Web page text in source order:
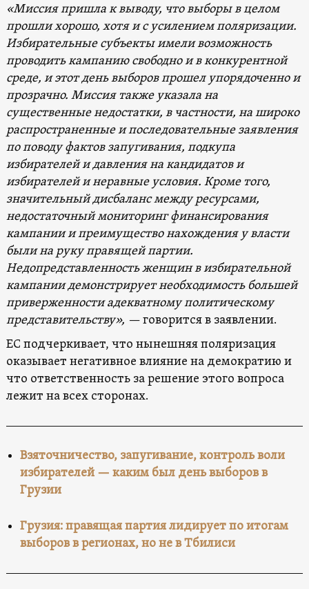
«Миссия пришла к выводу, что выборы в целом
прошли хорошо, хотя и с усилением поляризации.
Избирательные субъекты имели возможность
проводить кампанию свободно и в конкурентной
среде, и этот день выборов прошел упорядоченно и
прозрачно. Миссия также указала на
существенные недостатки, в частности, на широко
распространенные и последовательные заявления
по поводу фактов запугивания, подкупа
избирателей и давления на кандидатов и
избирателей и неравные условия. Кроме того,
значительный дисбаланс между ресурсами,
недостаточный мониторинг финансирования
кампании и преимущество нахождения у власти
были на руку правящей партии.
Недопредставленность женщин в избирательной
кампании демонстрирует необходимость большей
приверженности адекватному политическому
представительству», —говорится в заявлении.
ЕС подчеркивает, что нынешняя поляризация
оказывает негативное влияние на демократию и
что ответственность за решение этого вопроса
лежит на всех сторонах.
Взяточничество, запугивание, контроль воли
избирателей — каким был день выборов в
Грузии
Грузия: правящая партия лидирует по итогам
выборов в регионах, но не в Тбилиси